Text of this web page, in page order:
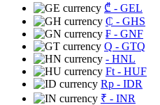
₾ - GEL
₵ - GHS
₣ - GNF
Q - GTQ
- HNL
Ft - HUF
Rp - IDR
₹ - INR